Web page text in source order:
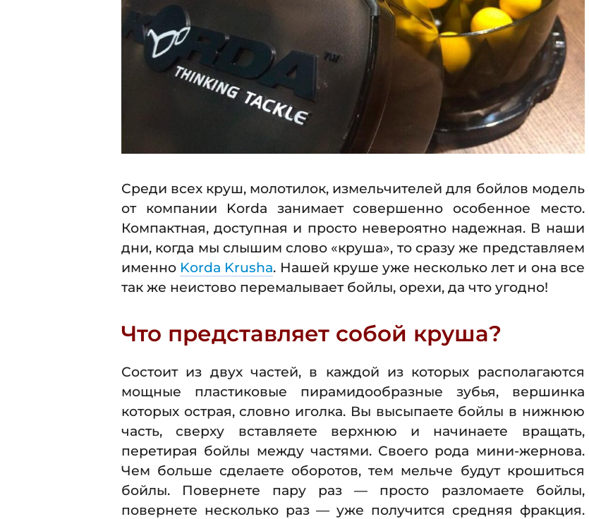
3
Среди всех круш, молотилок, измельчителей для бойлов модель
от компании Korda занимает совершенно особенное место.
Компактная, доступная и просто невероятно надежная. В наши
дни, когда мы слышим слово «круша», то сразу же представляем
именно Korda Krusha. Нашей круше уже несколько лет и она все
так же неистово перемалывает бойлы, орехи, да что угодно!
Что представляет собой круша?
Состоит из двух частей, в каждой из которых располагаются
мощные пластиковые пирамидообразные зубья, вершинка
которых острая, словно иголка. Вы высыпаете бойлы в нижнюю
часть, сверху вставляете верхнюю и начинаете вращать,
перетирая бойлы между частями. Своего рода мини-жернова.
Чем больше сделаете оборотов, тем мельче будут крошиться
бойлы. Повернете пару раз — просто разломаете бойлы,
повернете несколько раз — уже получится средняя фракция.